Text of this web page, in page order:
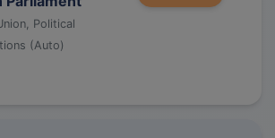
Political
(Auto)